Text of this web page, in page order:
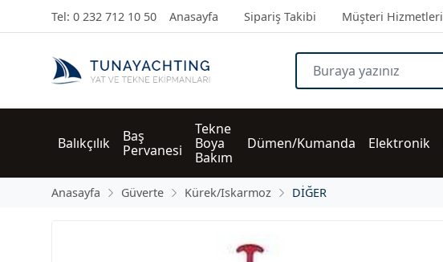
Tel: 0 232 712 10 50 Anasayfa Sipariş Takibi Müşteri Hizmetleri
Balıkçılık
Baş
Pervanesi
Tekne
Boya
Bakım
Dümen/Kumanda Elektronik
Anasayfa Güverte Kürek/Iskarmoz DİĞER